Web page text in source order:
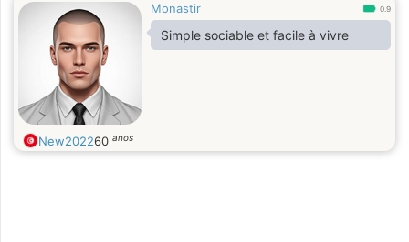
Monastir 0.9
Simple sociable et facile à vivre
New202260 anos